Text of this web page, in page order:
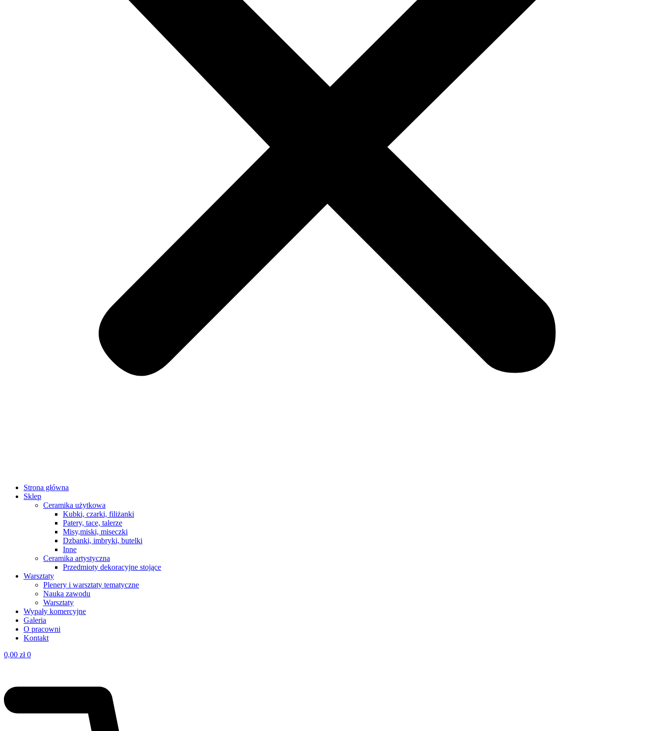
Strona główna
Sklep
Ceramika użytkowa
Kubki, czarki, filiżanki
Patery, tace, talerze
Misy,miski, miseczki
Dzbanki, imbryki, butelki
Inne
Ceramika artystyczna
Przedmioty dekoracyjne stojące
Warsztaty
Plenery i warsztaty tematyczne
Nauka zawodu
Warsztaty
Wypały komercyjne
Galeria
O pracowni
Kontakt
0,00 zł 0